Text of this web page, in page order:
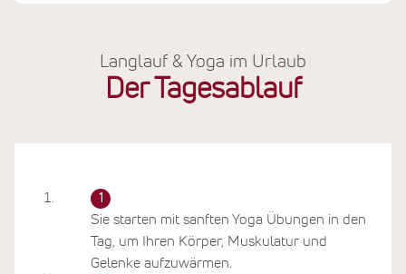
Langlauf & Yoga im Urlaub
Der Tagesablauf
Sie starten mit sanften Yoga Übungen in den
Tag, um Ihren Körper, Muskulatur und
Gelenke aufzuwärmen.